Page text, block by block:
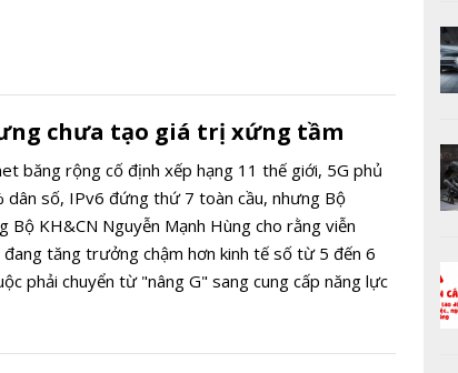
chưa tạo giá trị xứng tầm
băng rộng cố định xếp hạng 11 thế giới, 5G phủ
dân số, IPv6 đứng thứ 7 toàn cầu, nhưng Bộ
Bộ KH&CN Nguyễn Mạnh Hùng cho rằng viễn
tăng trưởng chậm hơn kinh tế số từ 5 đến 6
phải chuyển từ "nâng G" sang cung cấp năng lực